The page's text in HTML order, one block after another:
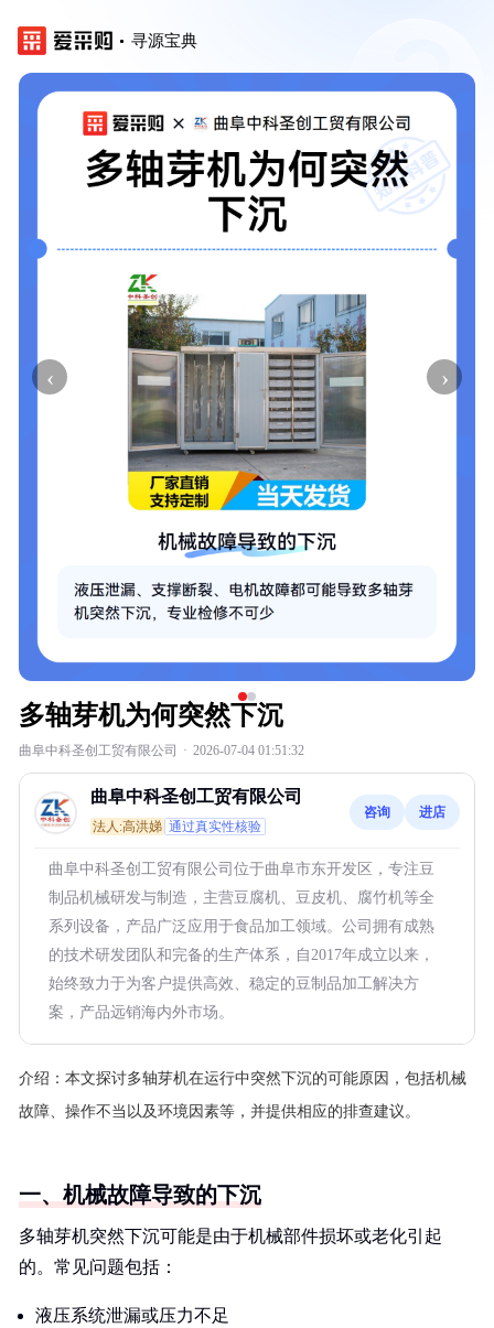
寻源宝典
‹ ›
多轴芽机为何突然下沉
曲阜中科圣创工贸有限公司 · 2026-07-04 01:51:32
曲阜中科圣创工贸有限公司
法人:高洪娣 通过真实性核验
咨询 进店
曲阜中科圣创工贸有限公司位于曲阜市东开发区，专注豆
制品机械研发与制造，主营豆腐机、豆皮机、腐竹机等全
系列设备，产品广泛应用于食品加工领域。公司拥有成熟
的技术研发团队和完备的生产体系，自2017年成立以来，
始终致力于为客户提供高效、稳定的豆制品加工解决方
案，产品远销海内外市场。
介绍： 本文探讨多轴芽机在运行中突然下沉的可能原因，包括机械
故障、操作不当以及环境因素等，并提供相应的排查建议。
一、机械故障导致的下沉
多轴芽机突然下沉可能是由于机械部件损坏或老化引起
的。常见问题包括：
液压系统泄漏或压力不足